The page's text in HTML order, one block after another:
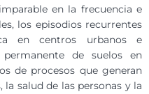
en la frecuencia e
los episodios recurrentes
en centros urbanos e
de suelos en
de procesos que generan
salud de las personas y la